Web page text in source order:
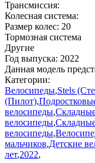
Трансмиссия:
Колесная система:
Размер колес: 20
Тормозная система
Другие
Год выпуска: 2022
Данная модель
Категории:
Велосипеды,Stels
(Пилот),
велосипеды,
велосипеды,
велосипеды,
мальчиков,Детские
лет,2022,